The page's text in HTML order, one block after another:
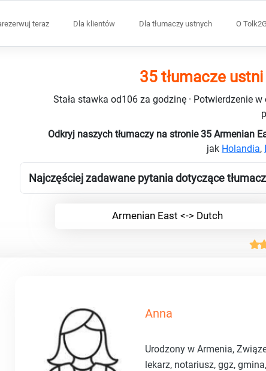
teraz Dla klientów Dla tłumaczy ustnych O
35 tłumacze
Stała stawka od106 za godzinę · Potwierdzenie
Odkryj naszych tłumaczy na stronie 35 Armenian
jak Holandia,
Najczęściej zadawane pytania dotyczące
Armenian East <-> Dutch
Anna
Urodzony w Armenia,
lekarz, notariusz, ggz,